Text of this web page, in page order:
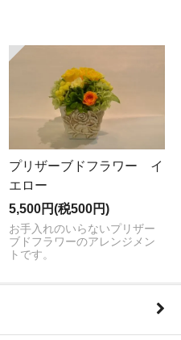
プリザーブドフラワー イ
エロー
5,500円(税500円)
お手入れのいらないプリザー
ブドフラワーのアレンジメン
トです。